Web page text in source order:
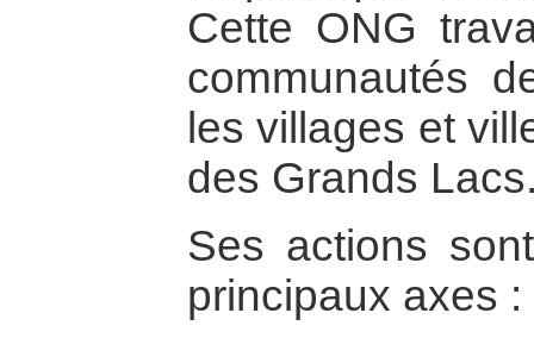
Cette ONG
communautés
les villages et
des Grands
Ses actions
principaux axes :